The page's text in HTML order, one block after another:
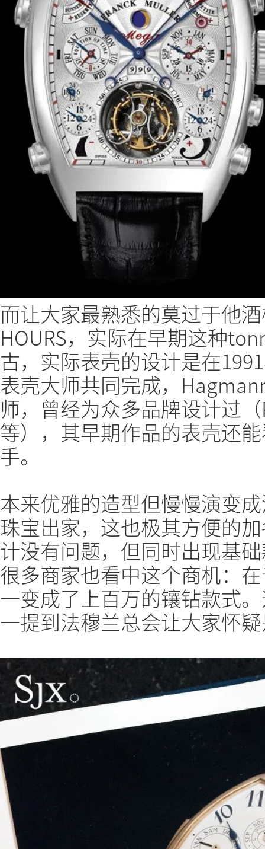
而让大家最熟悉的莫过于他
HOURS，实际在早期这种
古，实际表壳的设计是在
表壳大师共同完成，
师，曾经为众多品牌设计过
等），其早期作品的表壳还
手。
本来优雅的造型但慢慢演变
珠宝出家，这也极其方便的
计没有问题，但同时出现基
很多商家也看中这个商机：
一变成了上百万的镶钻款式
一提到法穆兰总会让大家怀